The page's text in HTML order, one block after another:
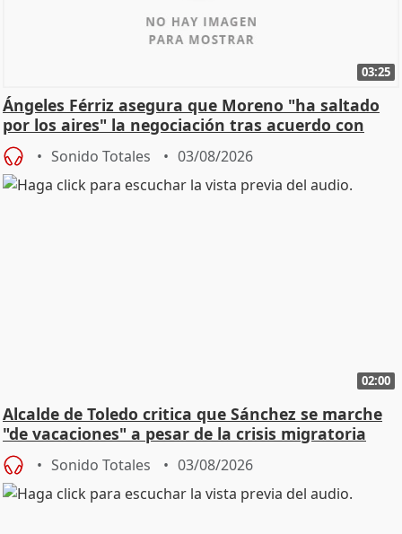
03:25
Ángeles Férriz asegura que Moreno "ha saltado
por los aires" la negociación tras acuerdo con
SMA
Sonido Totales 03/08/2026
02:00
Alcalde de Toledo critica que Sánchez se marche
"de vacaciones" a pesar de la crisis migratoria
Sonido Totales 03/08/2026